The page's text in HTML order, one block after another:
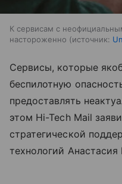
К сервисам с
настороженно
источник:
Сервисы, которые
беспилотную
предоставлять
этом Hi-Tech Mail
стратегической
технологий Анастасия